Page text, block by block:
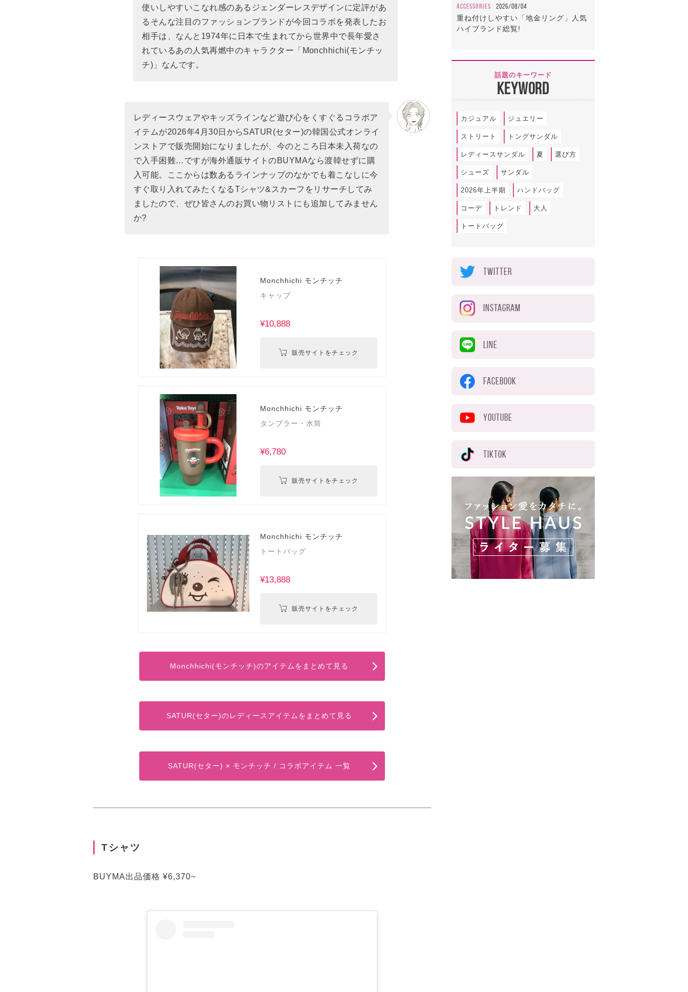
使いしやすいこなれ感のあるジェンダーレスデザインに定評があ
るそんな注目のファッションブランドが今回コラボを発表したお
相手は、なんと1974年に日本で生まれてから世界中で長年愛さ
れているあの人気再燃中のキャラクター「Monchhichi(モンチッ
チ)」なんです。
レディースウェアやキッズラインなど遊び心をくすぐるコラボア
イテムが2026年4月30日からSATUR(セター)の韓国公式オンライ
ンストアで販売開始になりましたが、今のところ日本未入荷なの
で入手困難…ですが海外通販サイトのBUYMAなら渡韓せずに購
入可能。ここからは数あるラインナップのなかでも着こなしに今
すぐ取り入れてみたくなるTシャツ&スカーフをリサーチしてみ
ましたので、ぜひ皆さんのお買い物リストにも追加してみません
か?
Monchhichi モンチッチ
キャップ
¥10,888
販売サイトをチェック
Monchhichi モンチッチ
タンブラー・水筒
¥6,780
販売サイトをチェック
Monchhichi モンチッチ
トートバッグ
¥13,888
販売サイトをチェック
Monchhichi(モンチッチ)のアイテムをまとめて見る
SATUR(セター)のレディースアイテムをまとめて見る
SATUR(セター) × モンチッチ / コラボアイテム 一覧
Tシャツ
BUYMA出品価格 ¥6,370~
ACCESSORIES 2026/08/04
重ね付けしやすい「地金リング」人気
ハイブランド総覧!
話題のキーワード
KEYWORD
カジュアル ジュエリー
ストリート トングサンダル
レディースサンダル 夏 選び方
シューズ サンダル
2026年上半期 ハンドバッグ
コーデ トレンド 大人
トートバッグ
TWITTER
INSTAGRAM
LINE
FACEBOOK
YOUTUBE
TIKTOK